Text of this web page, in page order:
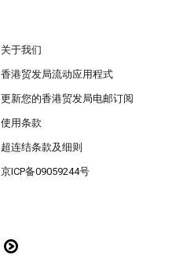
关于我们
香港贸发局流动应用程式
更新您的香港贸发局电邮订阅
使用条款
超连结条款及细则
京ICP备09059244号